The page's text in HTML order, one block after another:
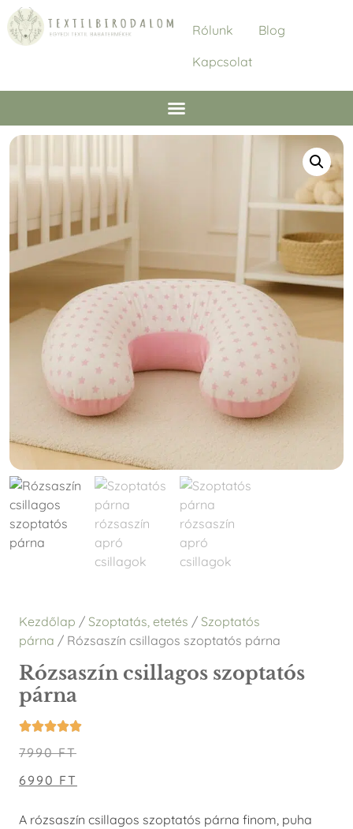
Rólunk
Blog
Kapcsolat
Kezdőlap / Szoptatás, etetés / Szoptatós
párna / Rózsaszín csillagos szoptatós párna
Rózsaszín csillagos szoptatós
párna
7990FT
6990 FT
A rózsaszín csillagos szoptatós párna finom, puha